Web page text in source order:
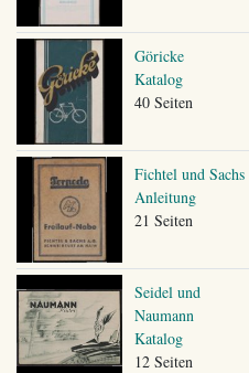
Göricke
Katalog
40 Seiten
Fichtel und Sachs
Anleitung
21 Seiten
Seidel und
Naumann
Katalog
12 Seiten